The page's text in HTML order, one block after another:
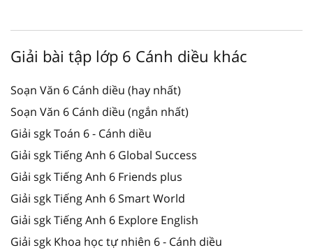
Giải bài tập lớp 6 Cánh diều khác
Soạn Văn 6 Cánh diều (hay nhất)
Soạn Văn 6 Cánh diều (ngắn nhất)
Giải sgk Toán 6 - Cánh diều
Giải sgk Tiếng Anh 6 Global Success
Giải sgk Tiếng Anh 6 Friends plus
Giải sgk Tiếng Anh 6 Smart World
Giải sgk Tiếng Anh 6 Explore English
Giải sgk Khoa học tự nhiên 6 - Cánh diều